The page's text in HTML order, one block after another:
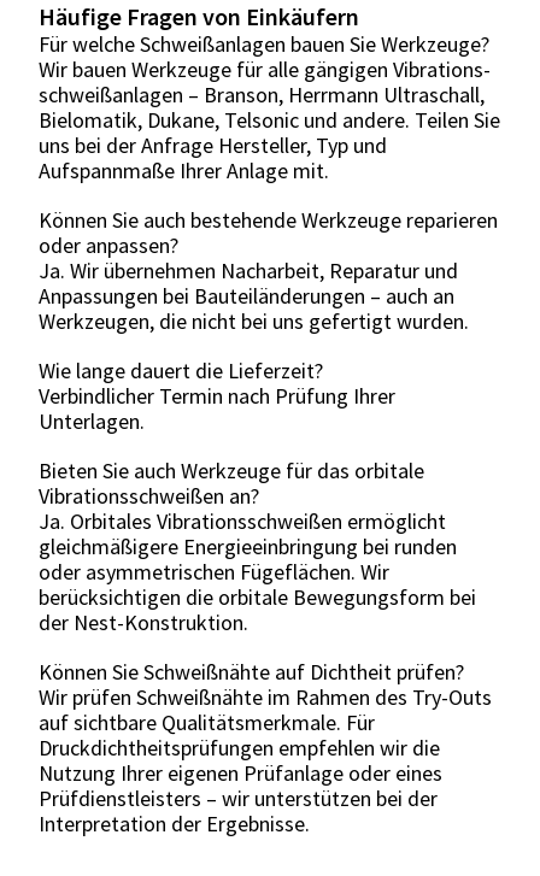
Häufige Fragen von Einkäufern
Für welche Schweißanlagen bauen Sie Werkzeuge?
Wir bauen Werkzeuge für alle gängigen Vibrations-
schweißanlagen – Branson, Herrmann Ultraschall,
Bielomatik, Dukane, Telsonic und andere. Teilen Sie
uns bei der Anfrage Hersteller, Typ und
Aufspannmaße Ihrer Anlage mit.
Können Sie auch bestehende Werkzeuge reparieren
oder anpassen?
Ja. Wir übernehmen Nacharbeit, Reparatur und
Anpassungen bei Bauteiländerungen – auch an
Werkzeugen, die nicht bei uns gefertigt wurden.
Wie lange dauert die Lieferzeit?
Verbindlicher Termin nach Prüfung Ihrer
Unterlagen.
Bieten Sie auch Werkzeuge für das orbitale
Vibrationsschweißen an?
Ja. Orbitales Vibrationsschweißen ermöglicht
gleichmäßigere Energieeinbringung bei runden
oder asymmetrischen Fügeflächen. Wir
berücksichtigen die orbitale Bewegungsform bei
der Nest-Konstruktion.
Können Sie Schweißnähte auf Dichtheit prüfen?
Wir prüfen Schweißnähte im Rahmen des Try-Outs
auf sichtbare Qualitätsmerkmale. Für
Druckdichtheitsprüfungen empfehlen wir die
Nutzung Ihrer eigenen Prüfanlage oder eines
Prüfdienstleisters – wir unterstützen bei der
Interpretation der Ergebnisse.